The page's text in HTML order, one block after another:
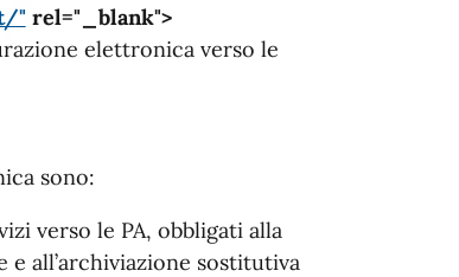
" rel="_blank">
elettronica verso le
sono:
verso le PA, obbligati alla
all’archiviazione sostitutiva